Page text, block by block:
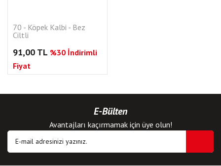
70 - Köpek Kalbi - Bez
Ciltli
91,00 TL %30 İndirimli
Fiyat
E-Bülten
Avantajları kaçırmamak için üye olun!